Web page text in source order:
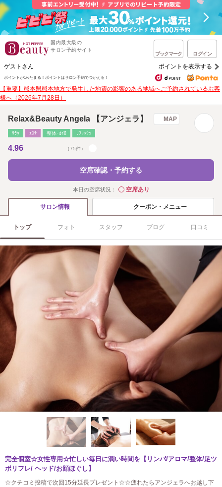
国内最大級の
サロン予約サイト
ブックマーク ログイン
ゲストさん ポイントを表示する
ポイントが1%たまる！ ポイントはサロン予約でつかえる！
【重要】熊本県熊本地方で発生した地震の影響のある地域へご予約されているお客
様へ（2026年7月28日）
Relax&Beauty Angela 【アンジェラ】 MAP
ﾘﾗｸ ｴｽﾃ 整体･ｶｲﾛ ﾘﾌﾚｯｼｭ
4.96 （75件）
空席確認・予約する
本日の空席状況： ◯空席あり
サロン情報 クーポン・メニュー
トップ フォト スタッフ ブログ 口コミ
完全個室☆女性専用☆忙しい毎日に潤い時間を【リンパ/アロマ/整体/足ツ
ボリフレ/ ヘッド/お顔ほぐし】
☆クチコミ投稿で次回15分延長プレゼント☆☆疲れたらアンジェラへお越し下